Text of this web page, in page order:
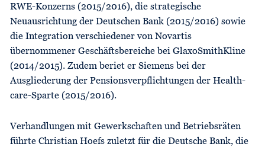
RWE-Konzerns (2015/2016), die strategische
Neuausrichtung der Deutschen Bank (2015/2016) sowie
die Integration verschiedener von Novartis
übernommener Geschäftsbereiche bei GlaxoSmithKline
(2014/2015). Zudem beriet er Siemens bei der
Ausgliederung der Pensionsverpflichtungen der Health­
care-Sparte (2015/2016).
Verhandlungen mit Gewerkschaften und Betriebsräten
führte Christian Hoefs zuletzt für die Deutsche Bank, die